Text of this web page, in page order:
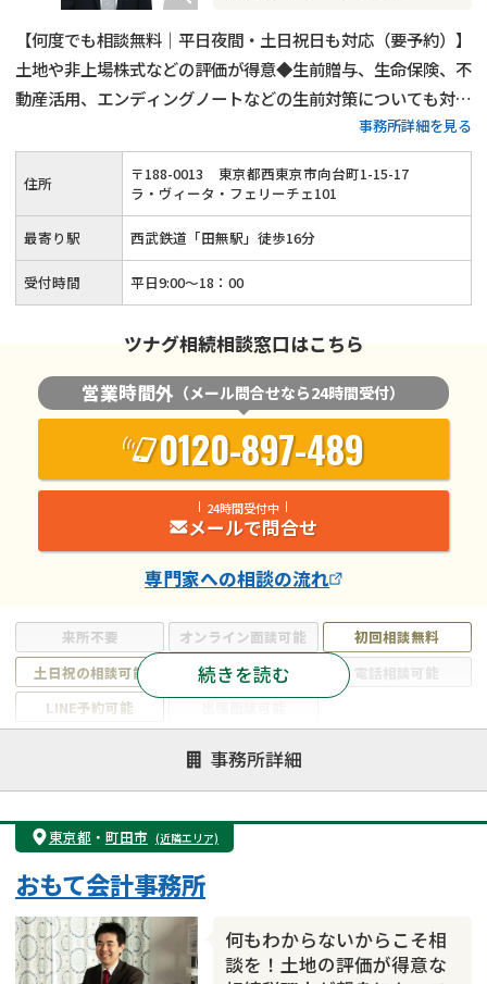
【何度でも相談無料｜平日夜間・土日祝日も対応（要予約）】
土地や非上場株式などの評価が得意◆生前贈与、生命保険、不
動産活用、エンディングノートなどの生前対策についても対応
可能◆税理士兼相続診断士が細やかな説明と親身な対応で、ご
依頼者様の相続を最後までしっかりとサポートします！
事務所詳細を見る
来所不要 オンライン面談可能
初回相談無料
土日祝の相談可能
19時以降電話可能
電話相談可能
LINE予約可能
遺言書作成・遺言執行
相続放棄
相続登記
遺産分割
遺留分侵害額請求
相続税申告
相続手続き
銀行手続き
成年後見・任意後見
相続人調査
相続トラブル
続きを読む
住所 〒188-0013
東京都西東京市向台町1-15-17
ラ・ヴィータ・フェリーチェ101
最寄り駅 西武鉄道「田無駅」徒歩16分
受付時間 平日9:00〜18：00
ツナグ相続相談窓口はこちら
営業時間外 （メール問合せなら24時間受付）
0120-897-489
24時間受付中
メールで問合せ
専門家への相談の流れ
事務所詳細
東京都 ・ 町田市 (近隣エリア)
何もわからないからこそ相
談を！土地の評価が得意な
おもて会計事務所